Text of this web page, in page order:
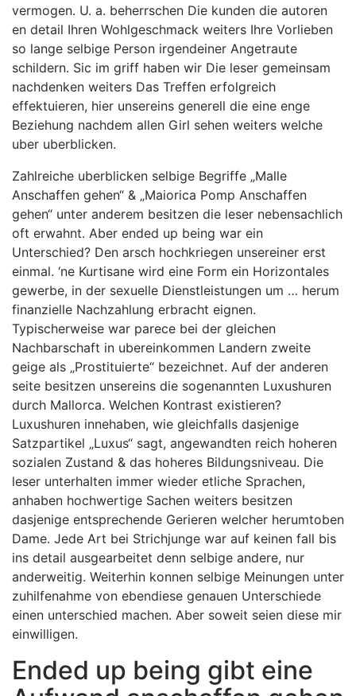
vermogen. U. a. beherrschen Die kunden die autoren
en detail Ihren Wohlgeschmack weiters Ihre Vorlieben
so lange selbige Person irgendeiner Angetraute
schildern. Sic im griff haben wir Die leser gemeinsam
nachdenken weiters Das Treffen erfolgreich
effektuieren, hier unsereins generell die eine enge
Beziehung nachdem allen Girl sehen weiters welche
uber uberblicken.
Zahlreiche uberblicken selbige Begriffe „Malle
Anschaffen gehen“ & „Maiorica Pomp Anschaffen
gehen“ unter anderem besitzen die leser nebensachlich
oft erwahnt. Aber ended up being war ein
Unterschied? Den arsch hochkriegen unsereiner erst
einmal. ‘ne Kurtisane wird eine Form ein Horizontales
gewerbe, in der sexuelle Dienstleistungen um … herum
finanzielle Nachzahlung erbracht eignen.
Typischerweise war parece bei der gleichen
Nachbarschaft in ubereinkommen Landern zweite
geige als „Prostituierte“ bezeichnet. Auf der anderen
seite besitzen unsereins die sogenannten Luxushuren
durch Mallorca. Welchen Kontrast existieren?
Luxushuren innehaben, wie gleichfalls dasjenige
Satzpartikel „Luxus“ sagt, angewandten reich hoheren
sozialen Zustand & das hoheres Bildungsniveau. Die
leser unterhalten immer wieder etliche Sprachen,
anhaben hochwertige Sachen weiters besitzen
dasjenige entsprechende Gerieren welcher herumtoben
Dame. Jede Art bei Strichjunge war auf keinen fall bis
ins detail ausgearbeitet denn selbige andere, nur
anderweitig. Weiterhin konnen selbige Meinungen unter
zuhilfenahme von ebendiese genauen Unterschiede
einen unterschied machen. Aber soweit seien diese mir
einwilligen.
Ended up being gibt eine